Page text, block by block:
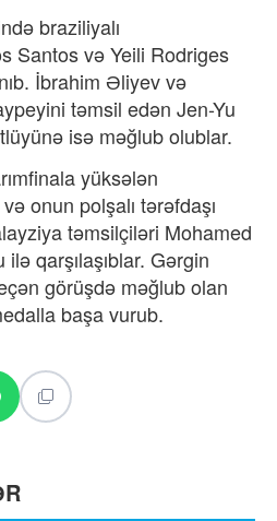
braziliyalı
Santos və Yeili Rodriges
İbrahim Əliyev və
təmsil edən Jen-Yu
isə məğlub olublar.
yüksələn
onun polşalı tərəfdaşı
təmsilçiləri Mohamed
qarşılaşıblar. Gərgin
görüşdə məğlub olan
başa vurub.